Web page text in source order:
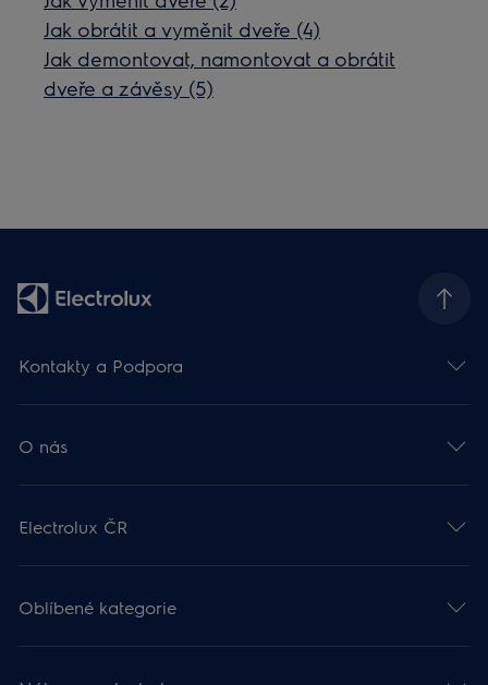
Jak obrátit a vyměnit dveře (4)
Jak demontovat, namontovat a obrátit
dveře a závěsy (5)
Kontakty a Podpora
O nás
Electrolux ČR
Oblíbené kategorie